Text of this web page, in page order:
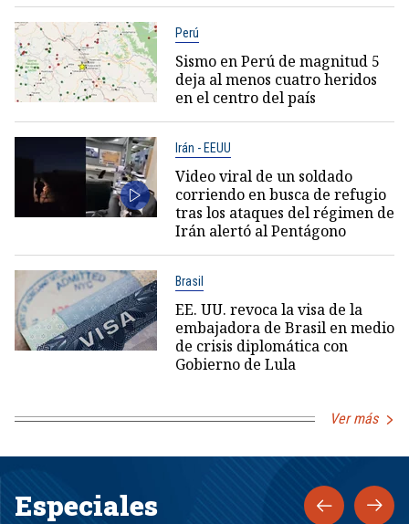
Perú
Sismo en Perú de magnitud 5
deja al menos cuatro heridos
en el centro del país
Irán - EEUU
Video viral de un soldado
corriendo en busca de refugio
tras los ataques del régimen de
Irán alertó al Pentágono
Brasil
EE. UU. revoca la visa de la
embajadora de Brasil en medio
de crisis diplomática con
Gobierno de Lula
Ver más
Especiales